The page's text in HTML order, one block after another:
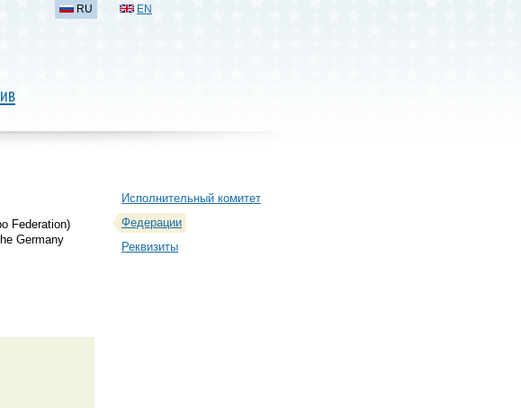
RU EN
Federation)
Germany
Исполнительный комитет
Федерации
Реквизиты